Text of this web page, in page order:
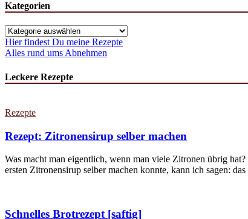
Kategorien
Kategorien
Hier findest Du meine Rezepte
Alles rund ums Abnehmen
Leckere Rezepte
Rezepte
Rezept: Zitronensirup selber machen
Was macht man eigentlich, wenn man viele Zitronen übrig
ersten Zitronensirup selber machen konnte, kann ich sagen:
Schnelles Brotrezept [saftig]